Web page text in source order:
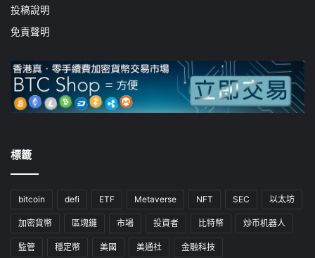
投稿說明
免責聲明
標籤
bitcoin defi ETF Metaverse NFT SEC 以太坊
加密貨幣 區塊鏈 市場 投資者 比特幣 炒币机器人
監管 穩定幣 美國 美通社 金融科技